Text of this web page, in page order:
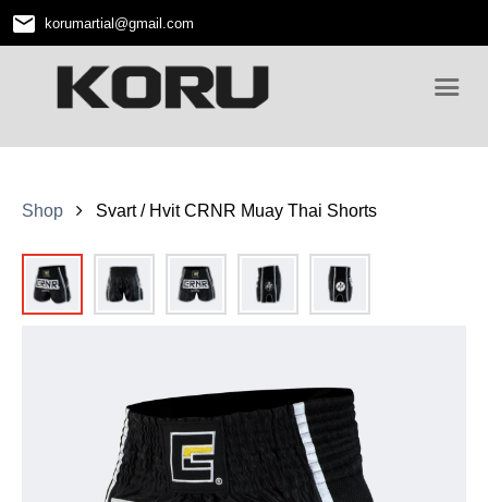
email korumartial@gmail.com
Shop Svart / Hvit CRNR Muay Thai Shorts